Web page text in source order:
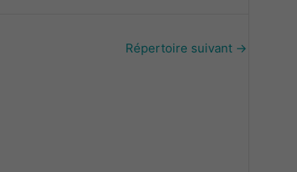
Répertoire suivant →